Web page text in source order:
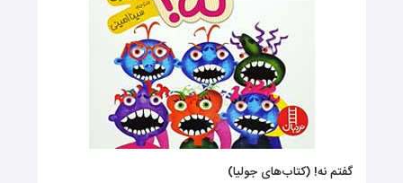
گفتم نه! (کتاب‌های جولیا)